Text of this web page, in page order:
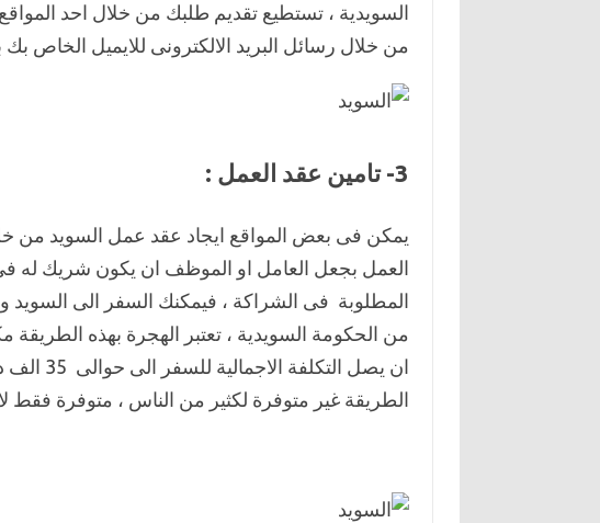
السويدية ، تستطيع تقديم طلبك من خلال احد
من خلال رسائل البريد الالكترونى للايميل الخاص بك
3- تامين عقد العمل :
يمكن فى بعض المواقع ايجاد عقد عمل السويد من
العمل بجعل العامل او الموظف ان يكون شريك له فى
المطلوبة فى الشراكة ، فيمكنك السفر الى
من الحكومة السويدية ، تعتبر الهجرة بهذه
ان يصل
الطريقة غير متوفرة لكثير من الناس ، متوفرة فقط